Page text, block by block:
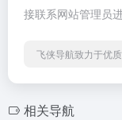
接联系网站管理员
飞侠导航致力于优
相关导航